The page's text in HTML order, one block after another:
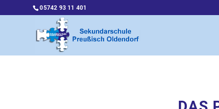
05742 93 11 401